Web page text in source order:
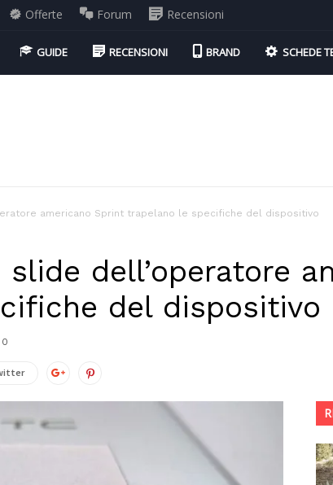
Offerte Forum Recensioni
GUIDE RECENSIONI BRAND SCHEDE
americano Sprint trapelano le specifiche del dispositivo
slide dell’operatore
del dispositivo
0